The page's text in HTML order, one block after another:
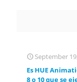
September
Es HUE
8 o 10 que se